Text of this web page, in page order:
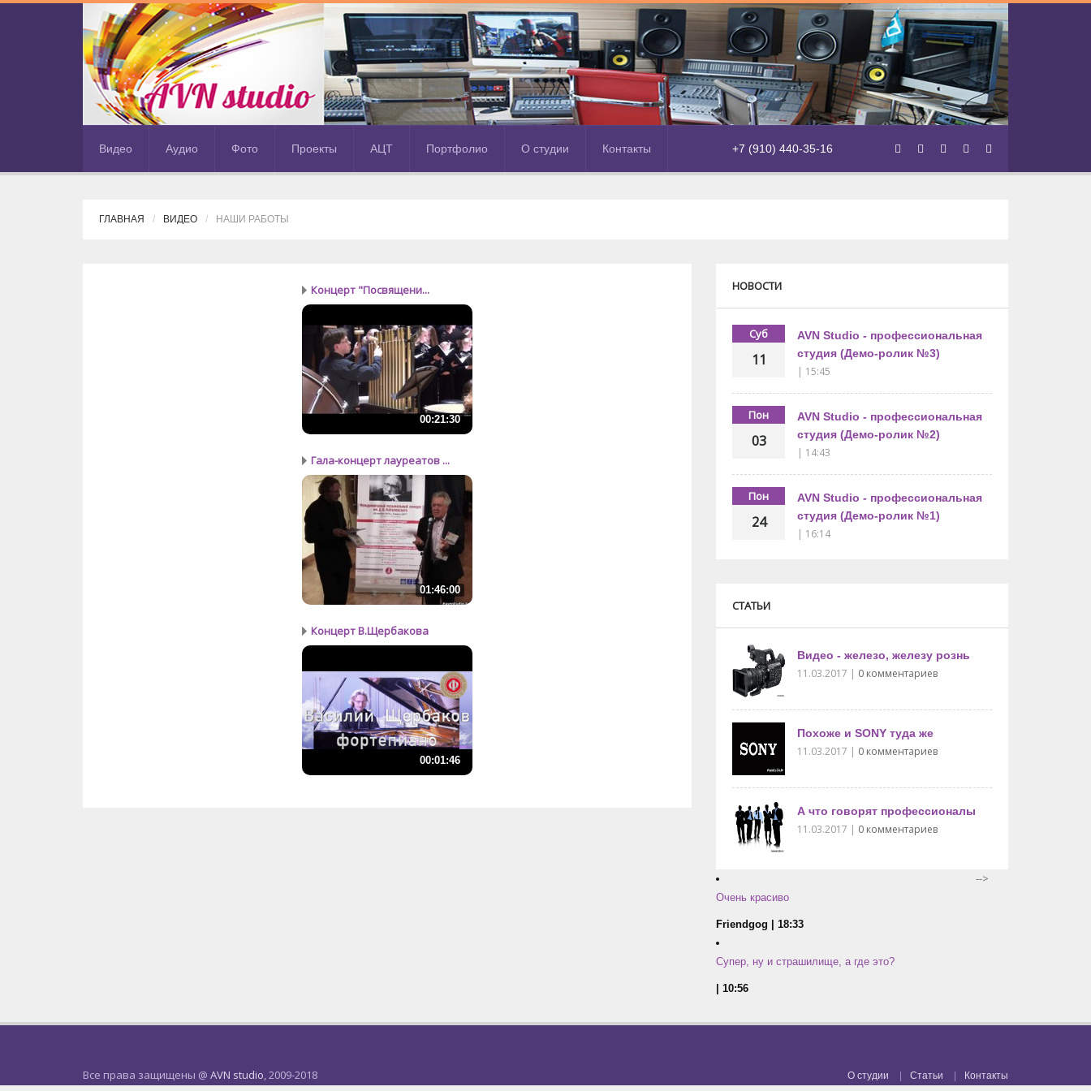
Видео Аудио Фото Проекты АЦТ Портфолио О студии Контакты +7 (910) 440-35-16
ГЛАВНАЯ ВИДЕО НАШИ РАБОТЫ
Концерт "Посвящени...
00:21:30
Гала-концерт лауреатов ...
01:46:00
Концерт В.Щербакова
00:01:46
НОВОСТИ
Суб
11
AVN Studio - профессиональная
студия (Демо-ролик №3)
| 15:45
Пон
03
AVN Studio - профессиональная
студия (Демо-ролик №2)
| 14:43
Пон
24
AVN Studio - профессиональная
студия (Демо-ролик №1)
| 16:14
СТАТЬИ
Видео - железо, железу рознь
11.03.2017 | 0 комментариев
Похоже и SONY туда же
11.03.2017 | 0 комментариев
А что говорят профессионалы
11.03.2017 | 0 комментариев
Очень красиво
Friendgog | 18:33
Супер, ну и страшилище, а где это?
| 10:56
-->
Все права защищены @ AVN studio, 2009-2018 О студии Статьи Контакты